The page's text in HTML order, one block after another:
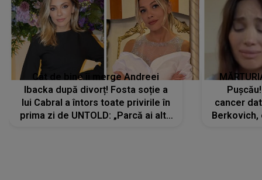
Cât de bine îi merge Andreei
Ibacka după divorț! Fosta soție a
lui Cabral a întors toate privirile în
prima zi de UNTOLD: „Parcă ai altă
cancer
Berkovich,